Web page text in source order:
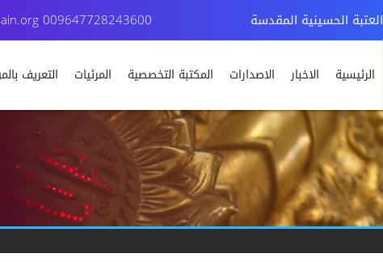
العتبة الحسينية المقدسة 009647728243600
الرئيسية الاخبار الاصدارات المكتبة التخصصية المرئيات التعريف